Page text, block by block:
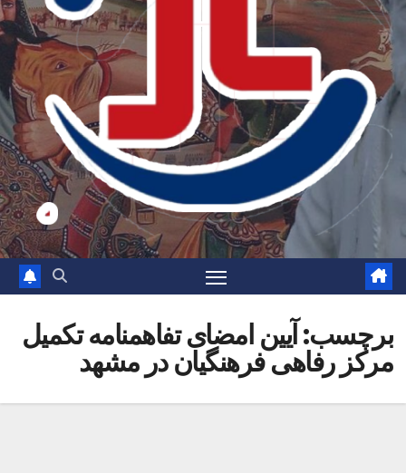
برچسب: آیین امضای تفاهمنامه تکمیل
مرکز رفاهی فرهنگیان در مشهد